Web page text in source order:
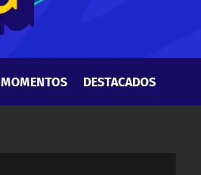
MOMENTOS DESTACADOS